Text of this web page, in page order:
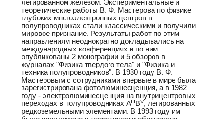
легированном железом. Экспериментальные и
теоретические работы В. Ф. Мастерова по физике
глубоких многоэлектронных центров в
полупроводниках стали классическими и получили
мировое признание. Результаты работ по этим
направлениям неоднократно докладывались на
международных конференциях и по ним
опубликованы 2 монографии и 5 обзоров в
журналах "Физика твердого тела" и "Физика и
техника полупроводников". В 1980 году В. Ф.
Мастеровым с сотрудниками впервые в мире была
зарегистрирована фотолюминесценция, а в 1982
году - электролюминесценция на внутрицентровых
переходах в полупроводниках AIII BV, легированных
редкоземельными элементами. В 1993 году им